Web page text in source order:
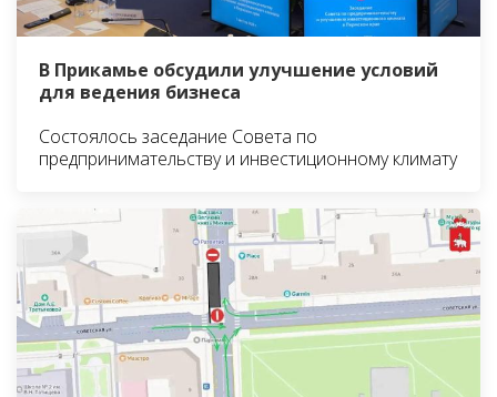
В Прикамье обсудили улучшение условий
для ведения бизнеса
Состоялось заседание Совета по
предпринимательству и инвестиционному климату